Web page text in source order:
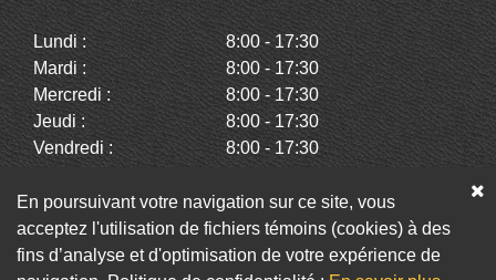
Lundi :
8:00 - 17:30
Mardi :
8:00 - 17:30
Mercredi :
8:00 - 17:30
Jeudi :
8:00 - 17:30
Vendredi :
8:00 - 17:30
Dimanche :
Fermé
Facebook Twitter Infolettre
En poursuivant votre navigation sur ce site, vous
acceptez l'utilisation de fichiers témoins (cookies) à des
fins d’analyse et d'optimisation de votre expérience de